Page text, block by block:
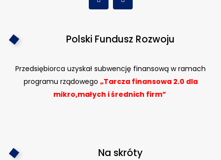
Polski Fundusz Rozwoju
Przedsiębiorca uzyskał subwencję finansową w ramach
programu rządowego „Tarcza finansowa 2.0 dla
mikro,małych i średnich firm”
Na skróty